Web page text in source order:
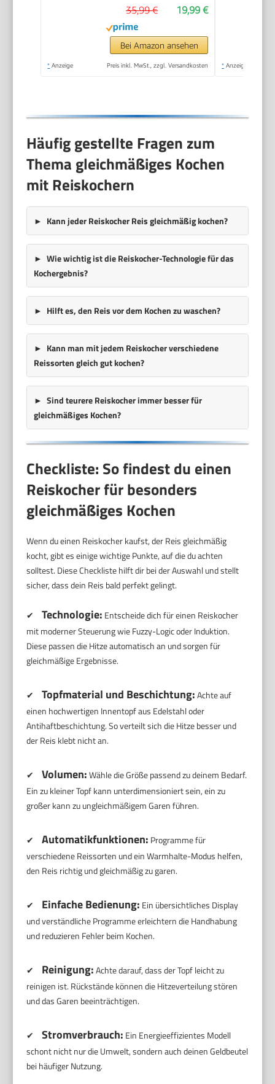
Messbecher, ideal
auch für Quinoa &
Couscous,
Reiswärmer) 27020-
19,99 €
35,99 €
Bei Amazon ansehen
* Anzeige Preis inkl. MwSt., zzgl. Versandkosten * Anzeige
Häufig gestellte Fragen zum
Thema gleichmäßiges Kochen
mit Reiskochern
Kann jeder Reiskocher Reis gleichmäßig kochen?
Wie wichtig ist die Reiskocher-Technologie für das
Kochergebnis?
Hilft es, den Reis vor dem Kochen zu waschen?
Kann man mit jedem Reiskocher verschiedene
Reissorten gleich gut kochen?
Sind teurere Reiskocher immer besser für
gleichmäßiges Kochen?
Checkliste: So findest du einen
Reiskocher für besonders
gleichmäßiges Kochen
Wenn du einen Reiskocher kaufst, der Reis gleichmäßig
kocht, gibt es einige wichtige Punkte, auf die du achten
solltest. Diese Checkliste hilft dir bei der Auswahl und stellt
sicher, dass dein Reis bald perfekt gelingt.
✔ Technologie: Entscheide dich für einen Reiskocher
mit moderner Steuerung wie Fuzzy-Logic oder Induktion.
Diese passen die Hitze automatisch an und sorgen für
gleichmäßige Ergebnisse.
✔ Topfmaterial und Beschichtung:Achte auf
einen hochwertigen Innentopf aus Edelstahl oder
Antihaftbeschichtung. So verteilt sich die Hitze besser und
der Reis klebt nicht an.
✔ Volumen:Wähle die Größe passend zu deinem Bedarf.
Ein zu kleiner Topf kann unterdimensioniert sein, ein zu
großer kann zu ungleichmäßigem Garen führen.
✔ Automatikfunktionen: Programme für
verschiedene Reissorten und ein Warmhalte-Modus helfen,
den Reis richtig und gleichmäßig zu garen.
✔ Einfache Bedienung: Ein übersichtliches Display
und verständliche Programme erleichtern die Handhabung
und reduzieren Fehler beim Kochen.
✔ Reinigung:Achte darauf, dass der Topf leicht zu
reinigen ist. Rückstände können die Hitzeverteilung stören
und das Garen beeinträchtigen.
✔ Stromverbrauch: Ein Energieeffizientes Modell
schont nicht nur die Umwelt, sondern auch deinen Geldbeutel
bei häufiger Nutzung.